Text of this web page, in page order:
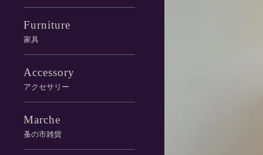
Furniture
家具
Accessory
アクセサリー
Marche
蚤の市雑貨